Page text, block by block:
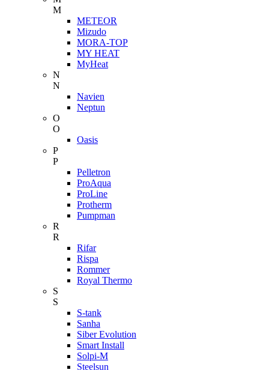
M
METEOR
Mizudo
MORA-TOP
MY HEAT
MyHeat
N
N
Navien
Neptun
O
O
Oasis
P
P
Pelletron
ProAqua
ProLine
Protherm
Pumpman
R
R
Rifar
Rispa
Rommer
Royal Thermo
S
S
S-tank
Sanha
Siber Evolution
Smart Install
Solpi-M
Steelsun